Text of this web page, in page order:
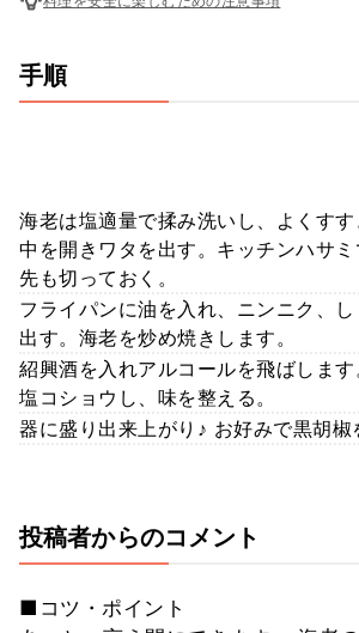
手順
海老は塩適量で揉み洗いし、よくす
中を開きワタを出す。キッチンハサ
先も切っておく。
フライパンに油を入れ、ニンニク、
出す。海老を炒め焼きします。
紹興酒を入れアルコールを飛ばします
塩コショウし、味を整える。
器に盛り出来上がり♪ お好みで黒胡椒
投稿者からのコメント
■コツ・ポイント